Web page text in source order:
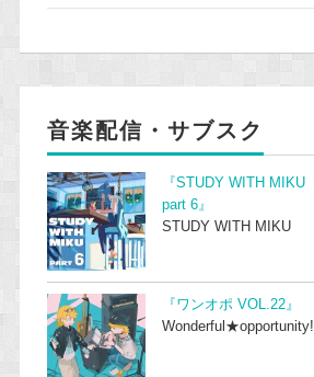
音楽配信・サブスク
『STUDY WITH MIKU
part 6』
STUDY WITH MIKU
『ワンオポ VOL.22』
Wonderful★opportunity!